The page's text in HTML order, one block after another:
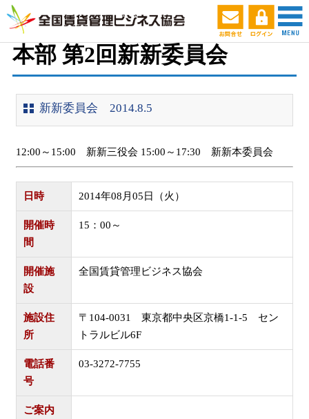
ホーム
セミナー・会議スケジュール
>
本部
本部 第2回新新委員会
新新委員会 2014.8.5
12:00～15:00 新新三役会 15:00～17:30 新新本委員会
日時 2014年08月05日（火）
開催時
間
15：00～
開催施
設
全国賃貸管理ビジネス協会
施設住
所
〒104-0031 東京都中央区京橋1-1-5 セン
トラルビル6F
電話番
号
03-3272-7755
ご案内